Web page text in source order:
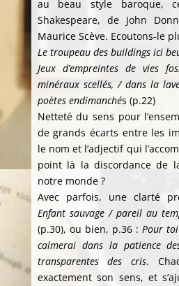
au beau style baroque,
Shakespeare, de John
Maurice Scève. Ecoutons-le
Le troupeau des buildings ici
Jeux d’empreintes de vies
minéraux scellés, / dans la
poètes endimanchés (p.22)
Netteté du sens pour
de grands écarts entre les
le nom et l’adjectif qui
point là la discordance de
notre monde ?
Avec parfois, une clarté
Enfant sauvage / pareil au
(p.30), ou bien, p.36 : Pour
calmerai dans la patience
transparentes des cris.
exactement son sens, et